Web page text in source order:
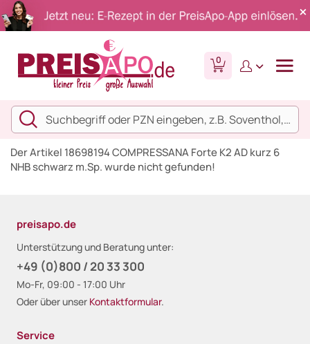
0
Der Artikel 18698194 COMPRESSANA Forte K2 AD kurz 6
NHB schwarz m.Sp. wurde nicht gefunden!
preisapo.de
Unterstützung und Beratung unter:
+49 (0)800 / 20 33 300
Mo-Fr, 09:00 - 17:00 Uhr
Oder über unser Kontaktformular.
Service